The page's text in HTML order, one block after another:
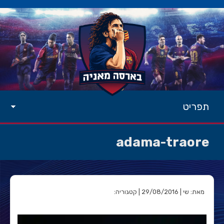
תפריט
adama-traore
מאת: שי | 29/08/2016 | קטגוריה: